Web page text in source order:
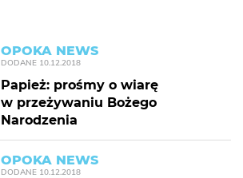
OPOKA NEWS
DODANE 10.12.2018
Papież: prośmy o wiarę
w przeżywaniu Bożego
Narodzenia
OPOKA NEWS
DODANE 10.12.2018